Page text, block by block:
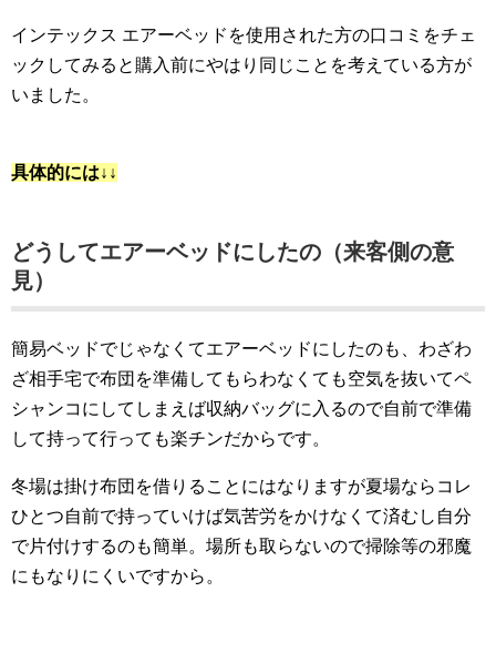
インテックス エアーベッドを使用された方の口コミをチェ
ックしてみると購入前にやはり同じことを考えている方が
いました。
具体的には↓↓
どうしてエアーベッドにしたの（来客側の意
見）
簡易ベッドでじゃなくてエアーベッドにしたのも、わざわ
ざ相手宅で布団を準備してもらわなくても空気を抜いてペ
シャンコにしてしまえば収納バッグに入るので自前で準備
して持って行っても楽チンだからです。
冬場は掛け布団を借りることにはなりますが夏場ならコレ
ひとつ自前で持っていけば気苦労をかけなくて済むし自分
で片付けするのも簡単。場所も取らないので掃除等の邪魔
にもなりにくいですから。